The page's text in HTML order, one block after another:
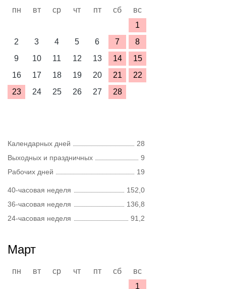
пн вт ср чт пт сб
вс
1
2
3 4 5 6 7
8
9
10 11 12 13 14
15
16
17 18 19 20 21
22
23
24 25 26 27 28
Календарных дней
28
Выходных и праздничных
9
Рабочих дней
19
40-часовая неделя
152,0
36-часовая неделя
136,8
24-часовая неделя
91,2
Март
пн вт ср чт пт сб
вс
1